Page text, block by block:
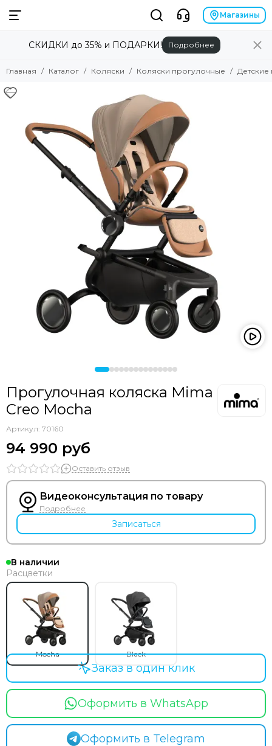
Смотреть все товары
Коляски прогулочные
Коляски для двойни
Аксессуары для колясок
Люльки для колясок
Магазины
СКИДКИ до 35% и ПОДАРКИ! Подробнее
Главная Каталог Коляски Коляски прогулочные
Прогулочная коляска Mima
Creo Mocha
Артикул: 70160
94 990 руб
Оставить отзыв
Видеоконсультация по товару
Подробнее
Записаться
В наличии
Расцветки
Mocha Black
Оформить в WhatsApp
Оформить в Telegram
Заказ в один клик